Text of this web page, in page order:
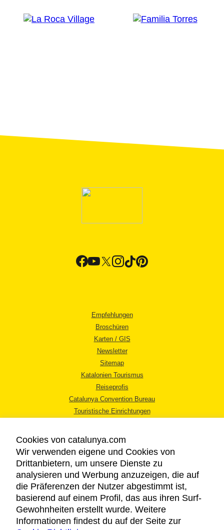
Empfehlungen
Broschüren
Karten / GIS
Newsletter
Sitemap
Katalonien Tourismus
Reiseprofis
Catalunya Convention Bureau
Touristische Einrichtungen
RECHTLICHER HINWEIS
DATENSCHUTZICHTLINIE
COOKIES
Cookies von catalunya.com
Wir verwenden eigene und Cookies von
Drittanbietern, um unsere Dienste zu
analysieren und Werbung anzuzeigen, die auf
die Präferenzen der Nutzer abgestimmt ist,
basierend auf einem Profil, das aus ihren Surf-
Gewohnheiten erstellt wurde. Weitere
Informationen findest du auf der Seite zur